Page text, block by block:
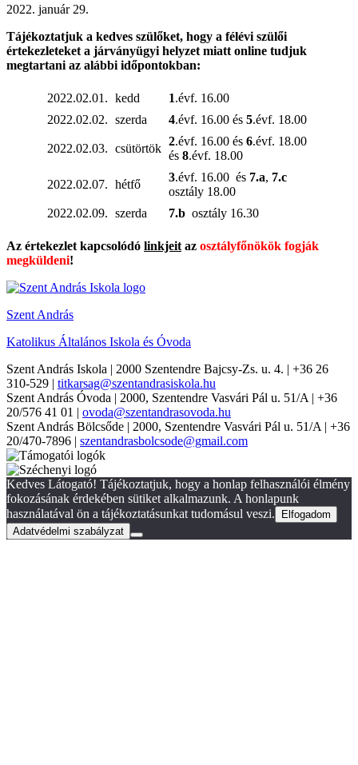
2022. január 29.
Tájékoztatjuk a kedves szülőket, hogy a félévi szülői
értekezleteket a járványügyi helyzet miatt online tudjuk
megtartani az alábbi időpontokban:
2022.02.01. kedd 1.évf. 16.00
2022.02.02. szerda 4.évf. 16.00 és 5.évf. 18.00
2022.02.03. csütörtök
2.évf. 16.00 és 6.évf. 18.00
és 8.évf. 18.00
2022.02.07. hétfő
3.évf. 16.00 és 7.a, 7.c
osztály 18.00
2022.02.09. szerda 7.bosztály 16.30
Az értekezlet kapcsolódó linkjeit az osztályfőnökök fogják
megküldeni!
Szent András
Katolikus Általános Iskola és Óvoda
Szent András Iskola | 2000 Szentendre Bajcsy-Zs. u. 4. | +36 26
310-529 | titkarsag@szentandrasiskola.hu
Szent András Óvoda | 2000, Szentendre Vasvári Pál u. 51/A | +36
20/576 41 01 | ovoda@szentandrasovoda.hu
Szent András Bölcsőde | 2000, Szentendre Vasvári Pál u. 51/A | +36
20/470-7896 | szentandrasbolcsode@gmail.com
Kedves Látogató! Tájékoztatjuk, hogy a honlap felhasználói élmény
fokozásának érdekében sütiket alkalmazunk. A honlapunk
használatával ön a tájékoztatásunkat tudomásul veszi.
Elfogadom
Adatvédelmi szabályzat